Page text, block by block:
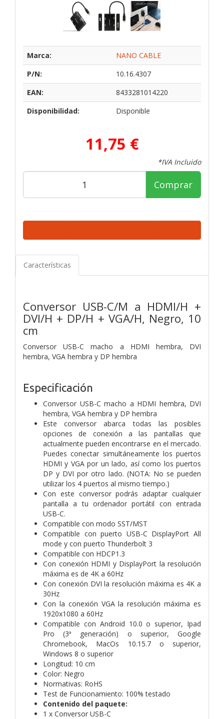
Marca:
NANO CABLE
P/N:
10.16.4307
EAN:
8433281014220
Disponibilidad:
Disponible
11,75 €
*IVA Incluido
Comprar
Características
Conversor USB-C/M a HDMI/H +
DVI/H + DP/H + VGA/H, Negro, 10
cm
Conversor USB-C macho a HDMI hembra, DVI
hembra, VGA hembra y DP hembra
Especificación
Conversor USB-C macho a HDMI hembra, DVI
hembra, VGA hembra y DP hembra
Este conversor abarca todas las posibles
opciones de conexión a las pantallas que
actualmente pueden encontrarse en el mercado.
Puedes conectar simultáneamente los puertos
HDMI y VGA por un lado, así como los puertos
DP y DVI por otro lado. (NOTA: No se pueden
utilizar los 4 puertos al mismo tiempo.)
Con este conversor podrás adaptar cualquier
pantalla a tu ordenador portátil con entrada
USB-C.
Compatible con modo SST/MST
Compatible con puerto USB-C DisplayPort All
mode y con puerto Thunderbolt 3
Compatible con HDCP1.3
Con conexión HDMI y DisplayPort la resolución
máxima es de 4K a 60Hz
Con conexión DVI la resolución máxima es 4K a
30Hz
Con la conexión VGA la resolución máxima es
1920x1080 a 60Hz
Compatible con Android 10.0 o superior, Ipad
Pro (3ª generación) o superior, Google
Chromebook, MacOs 10.15.7 o superior,
Windows 8 o superior
Longitud: 10 cm
Color: Negro
Normativas: RoHS
Test de Funcionamiento: 100% testado
Contenido del paquete:
1 x Conversor USB-C